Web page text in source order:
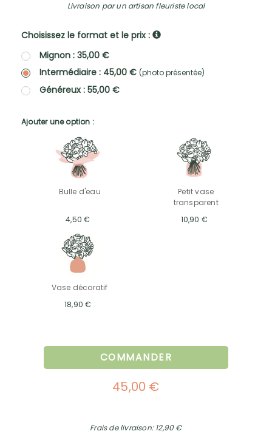
Livraison par un artisan fleuriste local
Choisissez le format et le prix :
Mignon : 35,00 €
Intermédiaire : 45,00 € (photo présentée)
Généreux : 55,00 €
Ajouter une option :
Bulle d'eau
4,50 €
Petit vase
transparent
10,90 €
Vase décoratif
18,90 €
COMMANDER
45,00 €
Frais de livraison: 12,90 €